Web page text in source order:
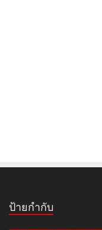
ป้ายกำกับ